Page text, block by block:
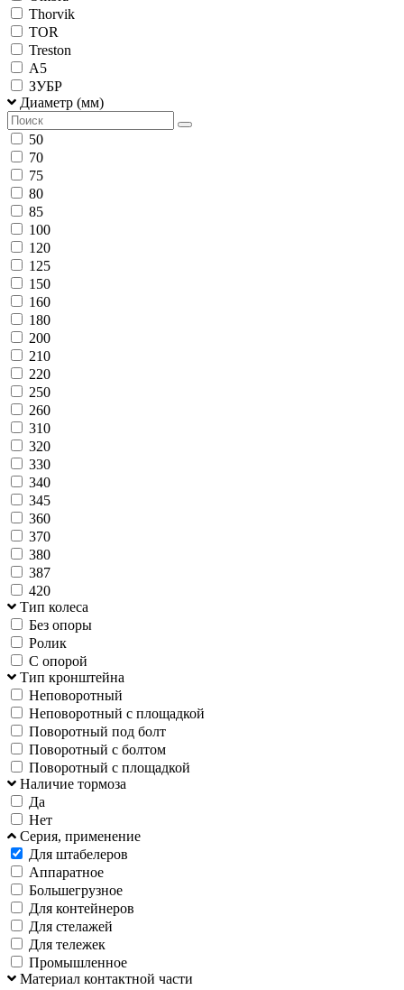
Thorvik
TOR
Treston
А5
ЗУБР
Диаметр (мм)
50
70
75
80
85
100
120
125
150
160
180
200
210
220
250
260
310
320
330
340
345
360
370
380
387
420
Тип колеса
Без опоры
Ролик
С опорой
Тип кронштейна
Неповоротный
Неповоротный с площадкой
Поворотный под болт
Поворотный с болтом
Поворотный с площадкой
Наличие тормоза
Да
Нет
Серия, применение
Для штабелеров
Аппаратное
Большегрузное
Для контейнеров
Для стелажей
Для тележек
Промышленное
Материал контактной части